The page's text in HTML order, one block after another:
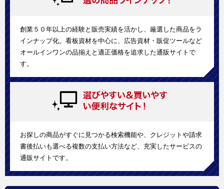
創業５０年以上の経験と販売実績を活かし、厳選した商品をラ
インナップ化。看板資材を中心に、広告資材・販促ツールなど
オールインワンの品揃えと適正価格を追求した通販サイトで
す。
お探しの商品がすぐに見つかる検索機能や、クレジットや請求
書後払いも選べる複数の支払い方法など、充実したサービスの
通販サイトです。